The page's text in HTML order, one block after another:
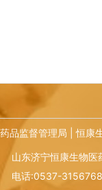
品监督管理局 |恒康
山东济宁恒康生物
电话:0537-